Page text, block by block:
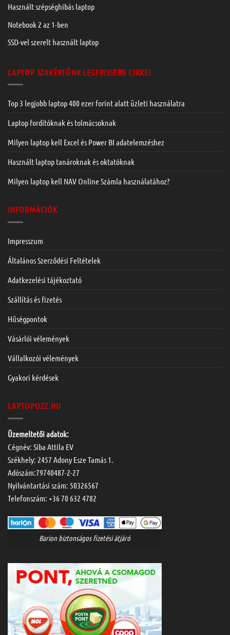
Használt szépséghibás laptop
Notebook 2 az 1-ben
SSD-vel szerelt használt laptop
LAPTOP SZAKÉRTŐNK LEGFRISSEBB CIKKEI
Top 3 legjobb laptop 400 ezer forint alatt üzleti használatra
Laptop fordítóknak és tolmácsoknak
Milyen laptop kell Excel és Power BI adatelemzéshez
Használt laptop tanároknak és oktatóknak
Milyen laptop kell NAV Online Számla használatához?
INFORMÁCIÓK
Impresszum
Általános Szerződési Feltételek
Adatkezelési tájékoztató
Szállítás és fizetés
Hűségpontok
Vásárlói vélemények
Vállalkozói vélemények
Gyakori kérdések
LAPTOPOZZ.HU
Üzemeltetői adatok:
Cégnév: Siba Attila EV
Székhely: 2457 Adony Esze Tamás 1.
Adószám:79740487-2-27
Nyilvántartási szám: 50326567
Telefonszám: +36 70 632 4782
Barion biztonságos fizetési átjáró